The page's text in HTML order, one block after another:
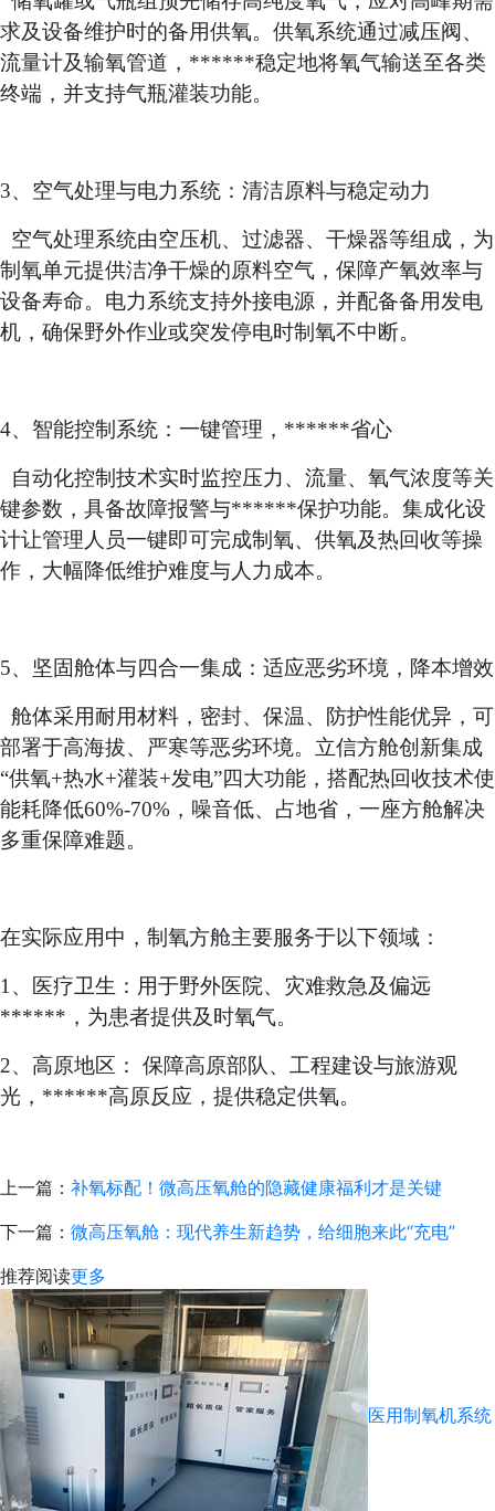
求及设备维护时的备用供氧。供氧系统通过减压阀、
流量计及输氧管道，******稳定地将氧气输送至各类
终端，并支持气瓶灌装功能。
3、空气处理与电力系统：清洁原料与稳定动力
空气处理系统由空压机、过滤器、干燥器等组成，为
制氧单元提供洁净干燥的原料空气，保障产氧效率与
设备寿命。电力系统支持外接电源，并配备备用发电
机，确保野外作业或突发停电时制氧不中断。
4、智能控制系统：一键管理，******省心
自动化控制技术实时监控压力、流量、氧气浓度等关
键参数，具备故障报警与******保护功能。集成化设
计让管理人员一键即可完成制氧、供氧及热回收等操
作，大幅降低维护难度与人力成本。
5、坚固舱体与四合一集成：适应恶劣环境，降本增效
舱体采用耐用材料，密封、保温、防护性能优异，可
部署于高海拔、严寒等恶劣环境。立信方舱创新集成
“供氧+热水+灌装+发电”四大功能，搭配热回收技术使
能耗降低60%-70%，噪音低、占地省，一座方舱解决
多重保障难题。
在实际应用中，制氧方舱主要服务于以下领域：
1、医疗卫生：用于野外医院、灾难救急及偏远
******，为患者提供及时氧气。
2、高原地区： 保障高原部队、工程建设与旅游观
光，******高原反应，提供稳定供氧。
上一篇： 补氧标配！微高压氧舱的隐藏健康福利才是关键
下一篇： 微高压氧舱：现代养生新趋势，给细胞来此“充电”
推荐阅读更多
医用制氧机系统